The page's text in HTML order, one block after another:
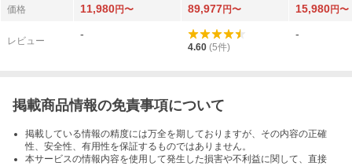
価格 11,980円〜 89,977円〜 15,980円〜
レビュー
-
4.60 (5件)
-
掲載商品情報の免責事項について
掲載している情報の精度には万全を期しておりますが、その内容の正確
性、安全性、有用性を保証するものではありません。
本サービスの情報内容を使用して発生した損害や不利益に関して、直接